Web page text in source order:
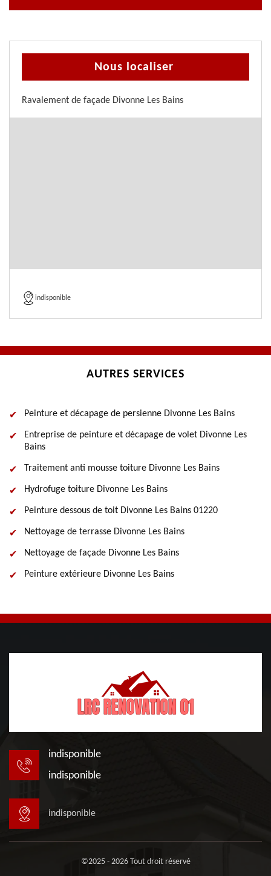
Nous localiser
Ravalement de façade Divonne Les Bains
indisponible
AUTRES SERVICES
Peinture et décapage de persienne Divonne Les Bains
Entreprise de peinture et décapage de volet Divonne Les
Bains
Traitement anti mousse toiture Divonne Les Bains
Hydrofuge toiture Divonne Les Bains
Peinture dessous de toit Divonne Les Bains 01220
Nettoyage de terrasse Divonne Les Bains
Nettoyage de façade Divonne Les Bains
Peinture extérieure Divonne Les Bains
indisponible
indisponible
indisponible
©2025 - 2026 Tout droit réservé